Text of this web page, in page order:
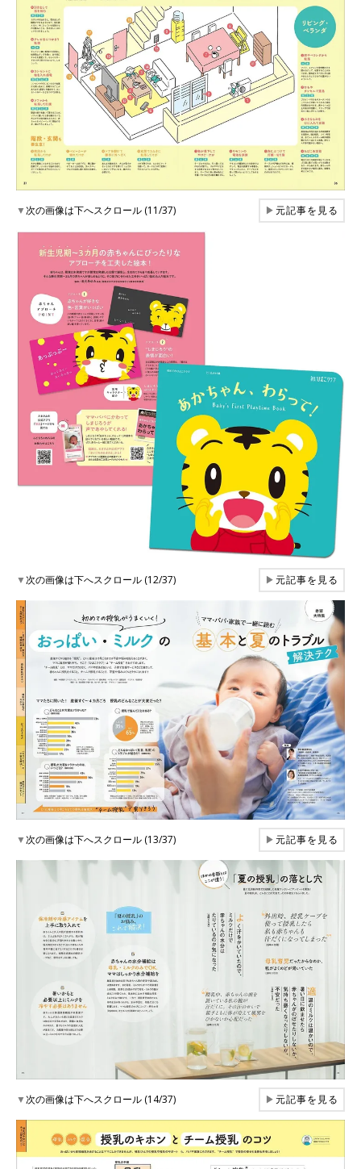
▼次の画像は下へスクロール (11/37) ▶元記事を見る
▼次の画像は下へスクロール (12/37) ▶元記事を見る
▼次の画像は下へスクロール (13/37) ▶元記事を見る
▼次の画像は下へスクロール (14/37) ▶元記事を見る